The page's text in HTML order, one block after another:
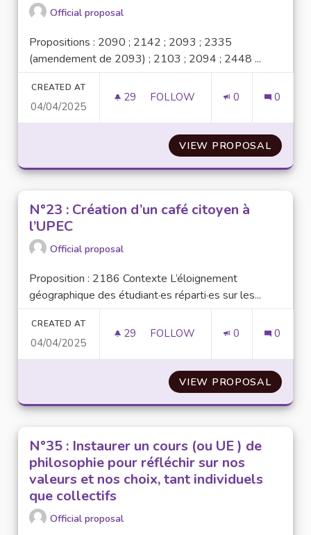
Official proposal
Propositions : 2090 ; 2142 ; 2093 ; 2335
(amendement de 2093) ; 2103 ; 2094 ; 2448 ...
CREATED AT
04/04/2025
29 29 FOLLOWERS
FOLLOW 0 0
VIEW PROPOSALN°41 :
N°23 : Création d’un café citoyen à
l’UPEC
Official proposal
Proposition : 2186 Contexte L’éloignement
géographique des étudiant·es réparti·es sur les...
CREATED AT
04/04/2025
29 29 FOLLOWERS
FOLLOW 0 0
VIEW PROPOSALN°23 :
N°35 : Instaurer un cours (ou UE ) de
philosophie pour réfléchir sur nos
valeurs et nos choix, tant individuels
que collectifs
Official proposal